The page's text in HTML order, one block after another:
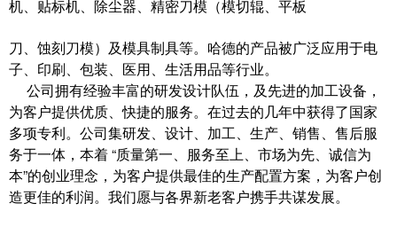
机、贴标机、除尘器、精密刀模（模切辊、平板
刀、蚀刻刀模）及模具制具等。哈德的产品被广泛应用于电
子、印刷、包装、医用、生活用品等行业。
公司拥有经验丰富的研发设计队伍，及先进的加工设备，
为客户提供优质、快捷的服务。在过去的几年中获得了国家
多项专利。公司集研发、设计、加工、生产、销售、售后服
务于一体，本着 “质量第一、服务至上、市场为先、诚信为
本”的创业理念，为客户提供最佳的生产配置方案，为客户创
造更佳的利润。我们愿与各界新老客户携手共谋发展。